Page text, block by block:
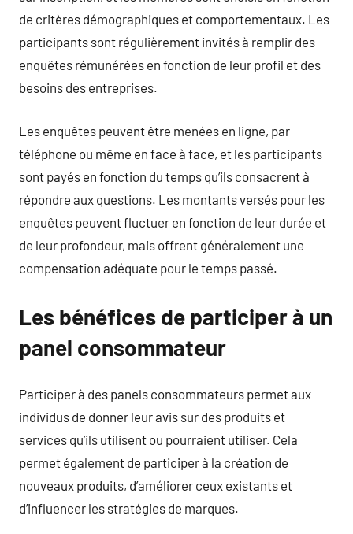
de critères démographiques et comportementaux. Les
participants sont régulièrement invités à remplir des
enquêtes rémunérées en fonction de leur profil et des
besoins des entreprises.
Les enquêtes peuvent être menées en ligne, par
téléphone ou même en face à face, et les participants
sont payés en fonction du temps qu’ils consacrent à
répondre aux questions. Les montants versés pour les
enquêtes peuvent fluctuer en fonction de leur durée et
de leur profondeur, mais offrent généralement une
compensation adéquate pour le temps passé.
Les bénéfices de participer à un
panel consommateur
Participer à des panels consommateurs permet aux
individus de donner leur avis sur des produits et
services qu’ils utilisent ou pourraient utiliser. Cela
permet également de participer à la création de
nouveaux produits, d’améliorer ceux existants et
d’influencer les stratégies de marques.